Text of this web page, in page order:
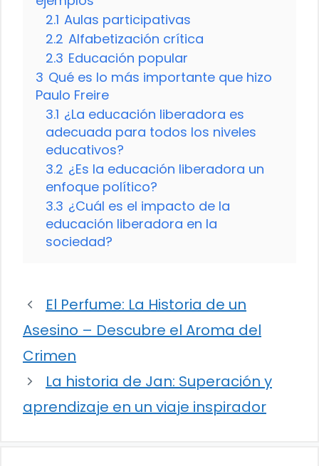
2.1 Aulas participativas
2.2 Alfabetización crítica
2.3 Educación popular
3 Qué es lo más importante que hizo
Paulo Freire
3.1 ¿La educación liberadora es
adecuada para todos los niveles
educativos?
3.2 ¿Es la educación liberadora un
enfoque político?
3.3 ¿Cuál es el impacto de la
educación liberadora en la
sociedad?
El Perfume: La Historia de un
Asesino – Descubre el Aroma del
Crimen
La historia de Jan: Superación y
aprendizaje en un viaje inspirador